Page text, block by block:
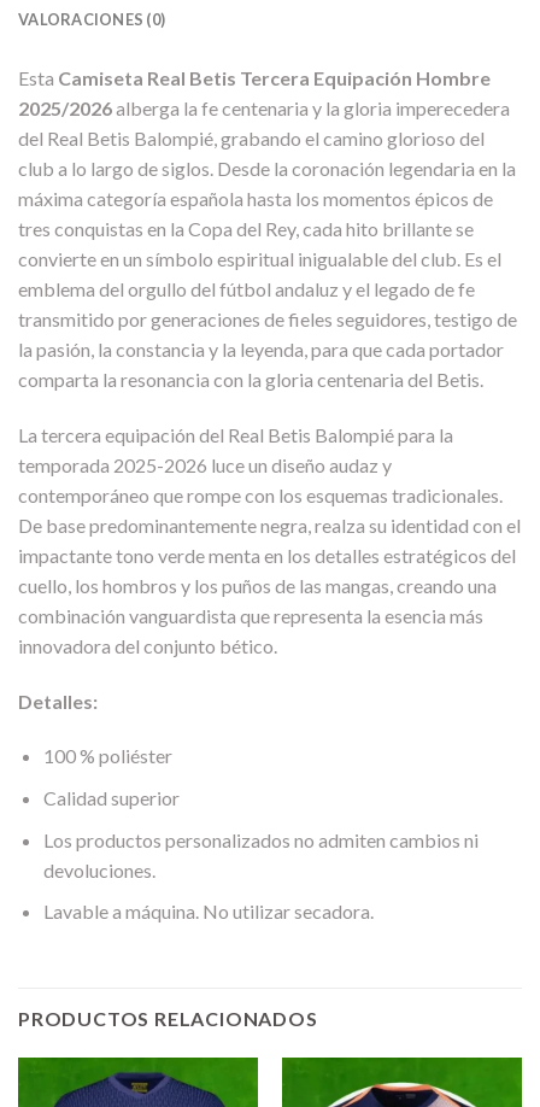
VALORACIONES (0)
Esta Camiseta Real Betis Tercera Equipación Hombre
2025/2026alberga la fe centenaria y la gloria imperecedera
del Real Betis Balompié, grabando el camino glorioso del
club a lo largo de siglos. Desde la coronación legendaria en la
máxima categoría española hasta los momentos épicos de
tres conquistas en la Copa del Rey, cada hito brillante se
convierte en un símbolo espiritual inigualable del club. Es el
emblema del orgullo del fútbol andaluz y el legado de fe
transmitido por generaciones de fieles seguidores, testigo de
la pasión, la constancia y la leyenda, para que cada portador
comparta la resonancia con la gloria centenaria del Betis.
La tercera equipación del Real Betis Balompié para la
temporada 2025-2026 luce un diseño audaz y
contemporáneo que rompe con los esquemas tradicionales.
De base predominantemente negra, realza su identidad con el
impactante tono verde menta en los detalles estratégicos del
cuello, los hombros y los puños de las mangas, creando una
combinación vanguardista que representa la esencia más
innovadora del conjunto bético.
Detalles:
100 % poliéster
Calidad superior
Los productos personalizados no admiten cambios ni
devoluciones.
Lavable a máquina. No utilizar secadora.
PRODUCTOS RELACIONADOS